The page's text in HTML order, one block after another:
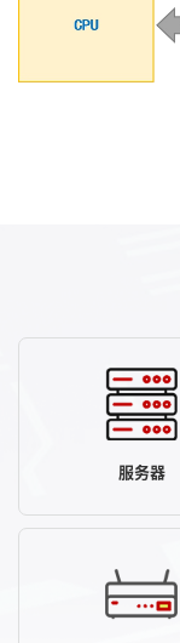
服务器